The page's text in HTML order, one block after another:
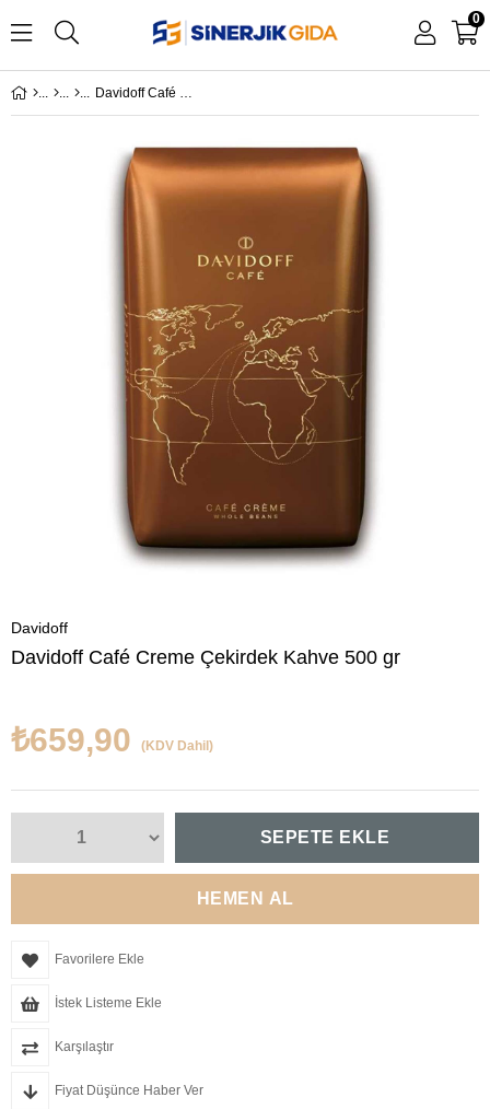
0
Davidoff Café Creme Çekirdek Kahve 500 gr
Davidoff
Davidoff Café Creme Çekirdek Kahve 500 gr
₺659,90 (KDV Dahil)
Favorilere Ekle
İstek Listeme Ekle
Karşılaştır
Fiyat Düşünce Haber Ver